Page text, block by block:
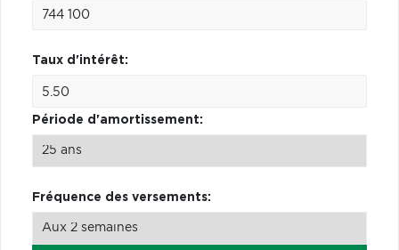
Taux d'intérêt:
Période d'amortissement:
Fréquence des versements: